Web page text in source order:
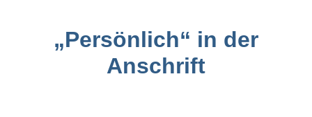
„Persönlich“ in der
Anschrift